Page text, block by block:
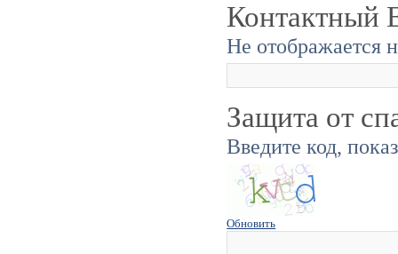
Контактный
Не отображается
Защита от
Введите код,
Обновить